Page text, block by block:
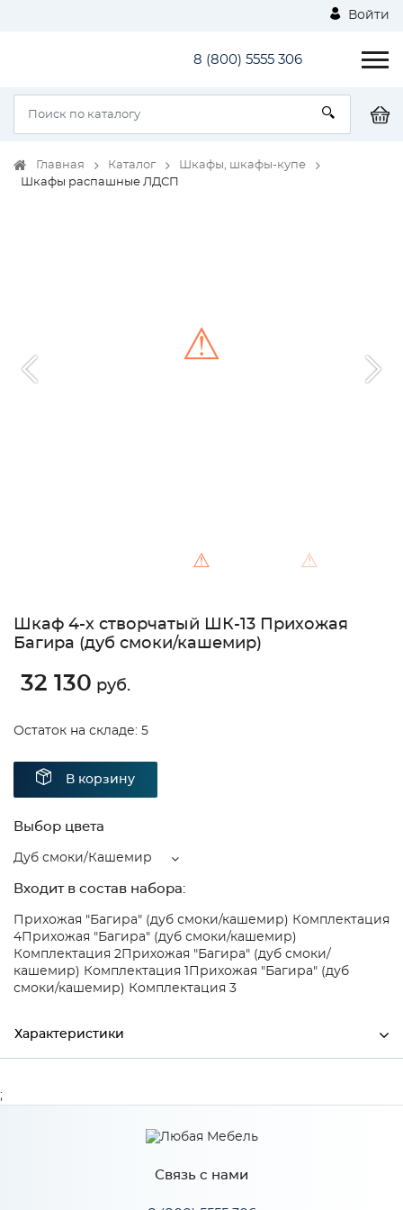
Войти
8 (800) 5555 306
Главная Каталог
Шкафы, шкафы-купе
Шкафы распашные ЛДСП
⚠ ⚠
⚠
Шкаф 4-х створчатый ШК-13 Прихожая
Багира (дуб смоки/кашемир)
32 130 руб.
Остаток на складе: 5
В корзину
Выбор цвета
Дуб смоки/Кашемир
Входит в состав набора:
Прихожая "Багира" (дуб смоки/кашемир) Комплектация
4 Прихожая "Багира" (дуб смоки/кашемир)
Комплектация 2 Прихожая "Багира" (дуб смоки/
кашемир) Комплектация 1
Прихожая "Багира" (дуб
смоки/кашемир) Комплектация 3
Характеристики
Связь с нами
;